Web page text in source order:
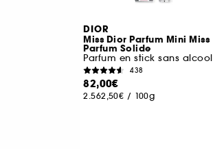
DIOR
Miss Dior Parfum Mini Miss
Parfum Solide
Parfum en stick sans alcool
438
82,00€
2.562,50€ / 100g